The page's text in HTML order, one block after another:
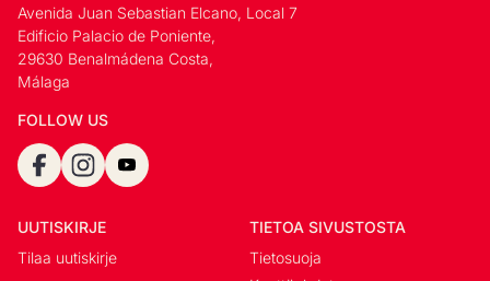
Avenida Juan Sebastian Elcano, Local 7
Edificio Palacio de Poniente,
29630 Benalmádena Costa,
Málaga
FOLLOW US
UUTISKIRJE
Tilaa uutiskirje
TIETOA SIVUSTOSTA
Tietosuoja